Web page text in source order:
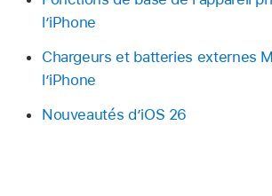
l’iPhone
Chargeurs et batteries externes
l’iPhone
Nouveautés d’iOS 26